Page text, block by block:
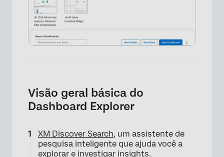
Visão geral básica do
Dashboard Explorer
XM Discover Search, um assistente de
pesquisa inteligente que ajuda você a
explorar e investigar insights.